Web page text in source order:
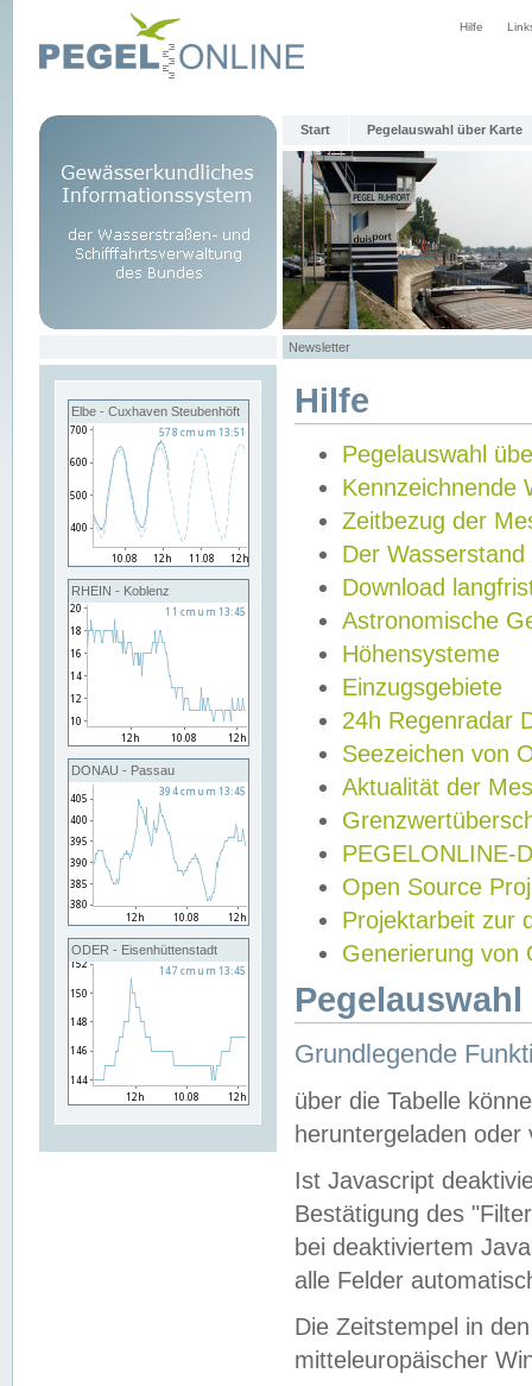
Hilfe
Start Pegelauswahl über Karte
Newsletter
Elbe - Cuxhaven Steubenhöft
RHEIN - Koblenz
DONAU - Passau
ODER - Eisenhüttenstadt
Hilfe
Pegelauswahl
Kennzeichnende
Zeitbezug der
Der Wasserstand
Download
Astronomische
Höhensysteme
Einzugsgebiete
24h Regenradar
Seezeichen von
Aktualität der
PEGELONLINE-
Open Source
Projektarbeit zur
Generierung von
Grundlegende
über die Tabelle
heruntergeladen oder
Ist Javascript
Bestätigung des
bei deaktiviertem
alle Felder
Die Zeitstempel in
mitteleuropäischer